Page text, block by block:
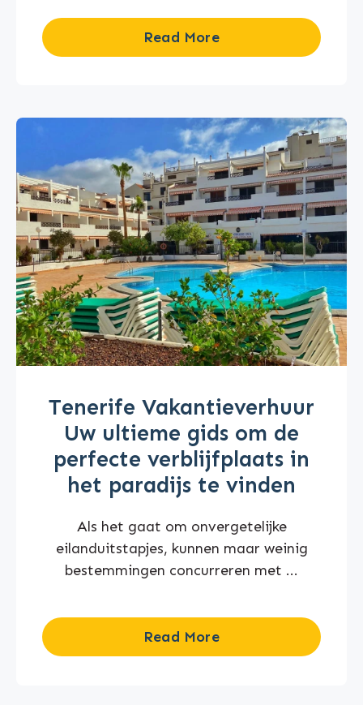
Read More
Tenerife Vakantieverhuur
Uw ultieme gids om de
perfecte verblijfplaats in
het paradijs te vinden
Als het gaat om onvergetelijke
eilanduitstapjes, kunnen maar weinig
bestemmingen concurreren met ...
Read More